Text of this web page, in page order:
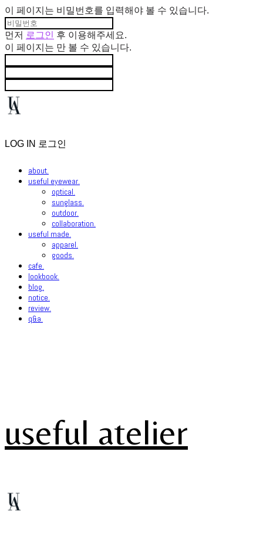
이 페이지는 비밀번호를 입력해야 볼 수 있습니다.
먼저 로그인 후 이용해주세요.
이 페이지는 만 볼 수 있습니다.
LOG IN 로그인
about.
useful eyewear.
optical.
sunglass.
outdoor.
collaboration.
useful made.
apparel.
goods.
cafe.
lookbook.
blog.
notice.
review.
q&a.
useful atelier